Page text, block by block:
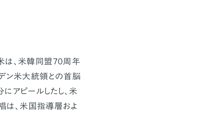
は、米韓同盟70周年
ン米大統領との首脳
アピールしたし、米
、米国指導層およ